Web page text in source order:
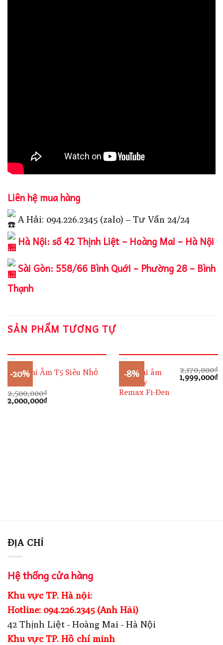
Liên hệ mua hàng
A Hải: 094.226.2345 (zalo) – Tư Vấn 24/24
Hà Nội: số 42 Thịnh Liệt – Hoàng Mai – Hà Nội
Sài Gòn: 558/66 Bình Quới – Phường 28 – Bình
Thạnh
SẢN PHẨM TƯƠNG TỰ
-20%
Máy Ghi Âm T5 Siêu Nhỏ
2,500,000₫
Giá
gốc
2,000,000₫Giá
-8%
Máy ghi âm
cầm tay
Remax F1-Đen
2,170,000₫
Giá
gốc
1,999,000₫
ĐỊA CHỈ
Hệ thống cửa hàng
Khu vực TP. Hà nội:
Hotline: 094.226.2345 (Anh Hải)
42 Thịnh Liệt - Hoàng Mai - Hà Nội
Khu vực TP. Hồ chí minh